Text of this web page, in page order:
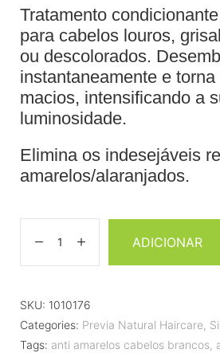
Tratamento
para cabelos louros,
ou descolorados.
instantaneamente e
macios, intensificando a
luminosidade.
Elimina os indesejáveis
amarelos/alaranjados.
ADICIONAR
SKU: 1010176
Categories: Previa Natural Haircare,
Tags: anti amarelos cabelos brancos,